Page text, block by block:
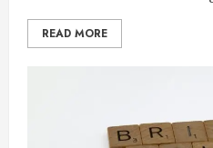
READ MORE